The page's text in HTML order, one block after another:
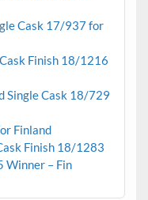
Cask 17/937 for
Finish 18/1216
Single Cask 18/729
Finland
Finish 18/1283
Winner – Fin